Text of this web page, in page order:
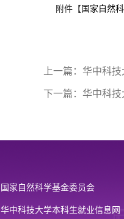
附件【 国家自然
上一篇：华中科
下一篇：华中科技
国家自然科学基金委员会
华中科技大学本科生就业信息网